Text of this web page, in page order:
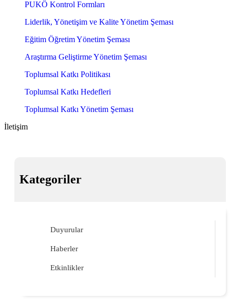
PUKÖ Kontrol Formları
Liderlik, Yönetişim ve Kalite Yönetim Şeması
Eğitim Öğretim Yönetim Şeması
Araştırma Geliştirme Yönetim Şeması
Toplumsal Katkı Politikası
Toplumsal Katkı Hedefleri
Toplumsal Katkı Yönetim Şeması
İletişim
Kategoriler
Duyurular
Haberler
Etkinlikler